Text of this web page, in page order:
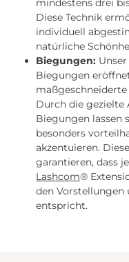
mindestens drei
Diese Technik
individuell
natürliche
Biegungen:
Biegungen
Durch die gezielte
Biegungen lassen
besonders
akzentuieren.
garantieren, dass
Lashcom®
den Vorstellungen
entspricht.